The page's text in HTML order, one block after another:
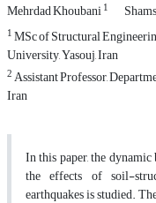
Mehrdad Khoubani1
1MSc of Structural
University, Yasouj, Iran
2Assistant Professor,
Iran
In this paper, the
the effects of soil-
earthquakes is studied.